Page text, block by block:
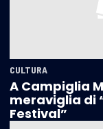
CULTURA
A Campiglia
meraviglia di
Festival”